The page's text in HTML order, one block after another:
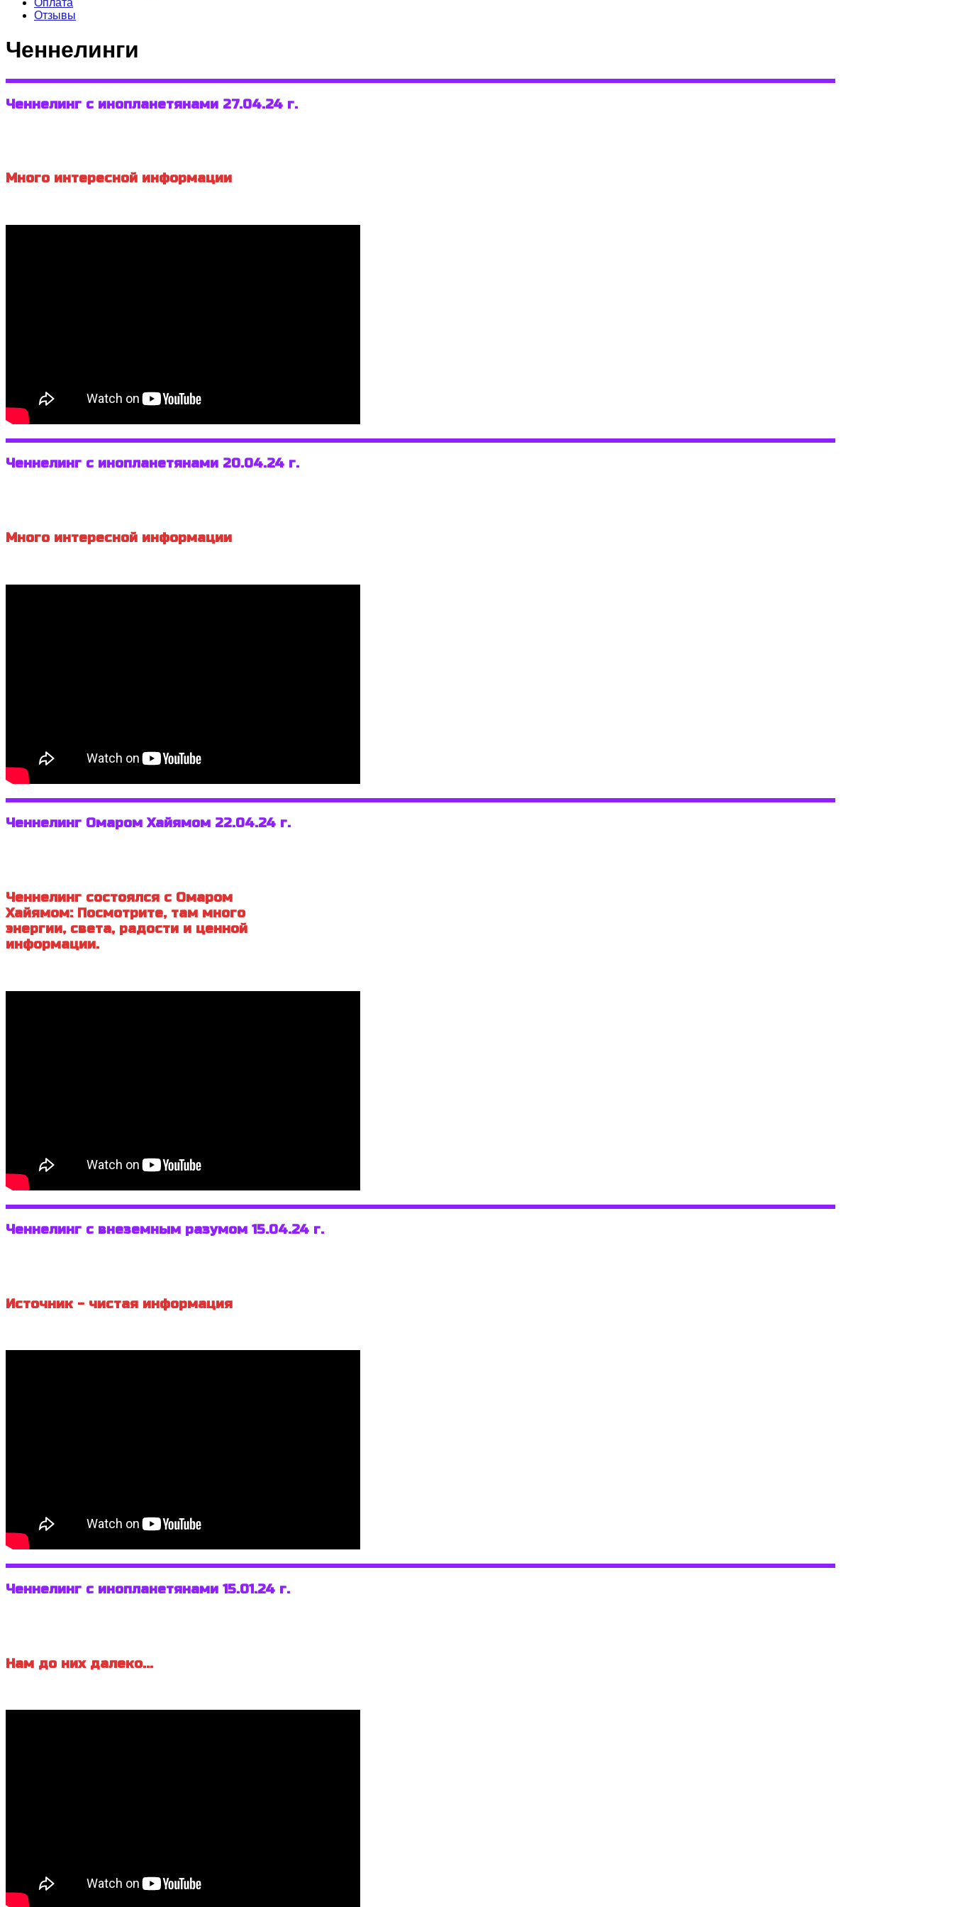
Оплата
Отзывы
Ченнелинги
Ченнелинг с инопланетянами 27.04.24 г.
Много интересной информации
Ченнелинг с инопланетянами 20.04.24 г.
Много интересной информации
Ченнелинг Омаром Хайямом 22.04.24 г.
Ченнелинг состоялся с Омаром
Хайямом: Посмотрите, там много
энергии, света, радости и ценной
информации.
Ченнелинг с внеземным разумом 15.04.24 г.
Источник - чистая информация
Ченнелинг с инопланетянами 15.01.24 г.
Нам до них далеко...